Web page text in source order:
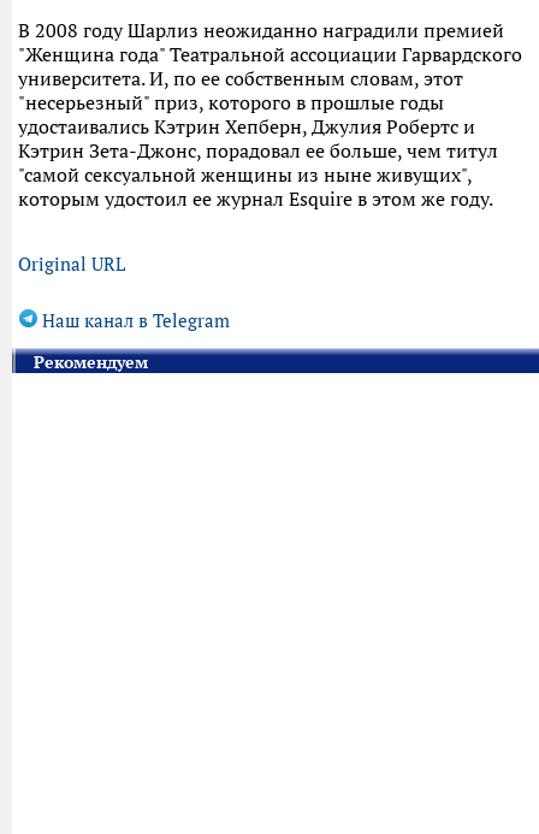
В 2008 году Шарлиз неожиданно наградили премией
"Женщина года" Театральной ассоциации Гарвардского
университета. И, по ее собственным словам, этот
"несерьезный" приз, которого в прошлые годы
удостаивались Кэтрин Хепберн, Джулия Робертс и
Кэтрин Зета-Джонс, порадовал ее больше, чем титул
"самой сексуальной женщины из ныне живущих",
которым удостоил ее журнал Esquire в этом же году.
Original URL
Наш канал в Telegram
Рекомендуем